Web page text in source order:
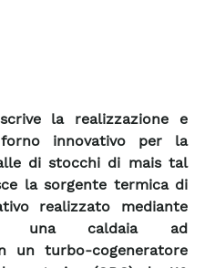
la realizzazione e
innovativo per la
di stocchi di mais tal
la sorgente termica di
realizzato mediante
di una caldaia ad
un turbo-cogeneratore